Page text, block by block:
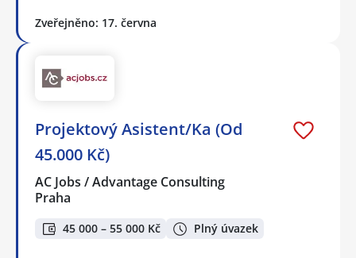
Zveřejněno: 17. června
Projektový Asistent/Ka (Od
45.000 Kč)
AC Jobs / Advantage Consulting
Praha
45 000 – 55 000 Kč Plný úvazek